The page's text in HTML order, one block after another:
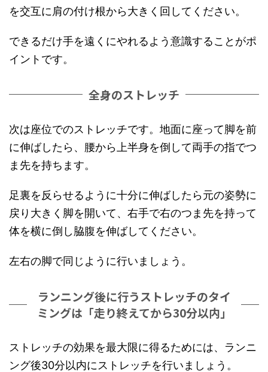
を交互に肩の付け根から大きく回してください。
できるだけ手を遠くにやれるよう意識することがポ
イントです。
全身のストレッチ
次は座位でのストレッチです。地面に座って脚を前
に伸ばしたら、腰から上半身を倒して両手の指でつ
ま先を持ちます。
足裏を反らせるように十分に伸ばしたら元の姿勢に
戻り大きく脚を開いて、右手で右のつま先を持って
体を横に倒し脇腹を伸ばしてください。
左右の脚で同じように行いましょう。
ランニング後に行うストレッチのタイ
ミングは「走り終えてから30分以内」
ストレッチの効果を最大限に得るためには、ランニ
ング後30分以内にストレッチを行いましょう。